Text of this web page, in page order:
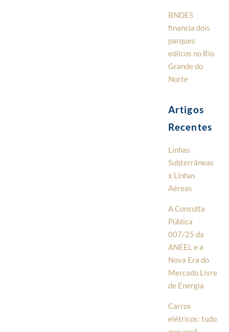
BNDES
financia dois
parques
eólicos no Rio
Grande do
Norte
Artigos
Recentes
Linhas
Subterrâneas
x Linhas
Aéreas
A Consulta
Pública
007/25 da
ANEEL e a
Nova Era do
Mercado Livre
de Energia
Carros
elétricos: tudo